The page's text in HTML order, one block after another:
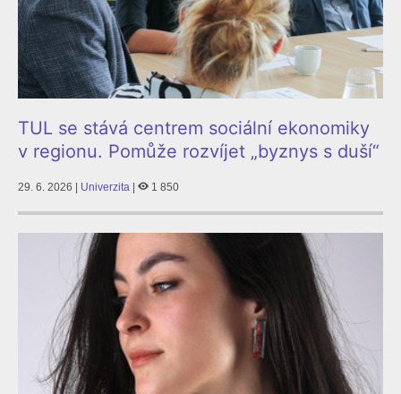
TUL se stává centrem sociální ekonomiky
v regionu. Pomůže rozvíjet „byznys s duší“
29. 6. 2026 | Univerzita | 1 850